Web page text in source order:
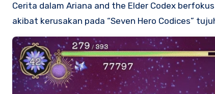
Cerita dalam Ariana and the Elder Codex
akibat kerusakan pada “Seven Hero Codices”